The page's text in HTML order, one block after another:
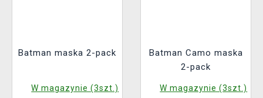
Batman maska 2-pack
W magazynie (3szt.)
Batman Camo maska
2-pack
W magazynie (3szt.)